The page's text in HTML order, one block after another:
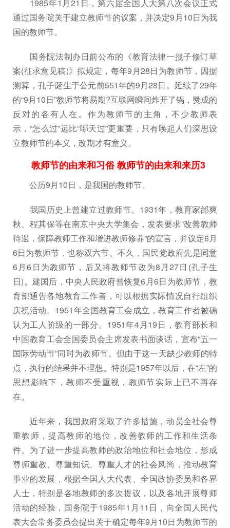
1985年1月21日，第六届全国人大第八次会议正式
通过国务院关于建立教师节的议案，并决定9月10日为我
国的教师节。
国务院法制办日前公布的《教育法律一揽子修订草
案(征求意见稿)》拟规定，每年9月28日为教师节，因据
测算，孔子诞生于公元前551年的9月28日。延续了29年
的“9月10日”教师节将易期?互联网瞬间炸开了锅，赞成的
反对的各有人在。作为教师节的主角，不少教师表
示，“怎么过”远比“哪天过”更重要，只有唤起人们深思设
立教师节的本义，改期才有意义。
教师节的由来和习俗 教师节的由来和来历3
公历9月10日，是我国的教师节。
我国历史上曾建立过教师节。1931年，教育家邰爽
秋、程其保等在南京中央大学集会，发表要求“改善教师
待遇，保障教师工作和增进教师修养”的宣言，并议定6月
6日为教师节，也称双六节。不久，国民党政府先是同意
6月6日为教师节，后又将教师节改为8月27日(孔子生
日)。建国后，中央人民政府曾恢复6月6日为教师节，教
育部通告各地教育工作者，可以根据实际情况自行组织
庆祝活动。1951年全国教育工会成立，教育工作者被确
认为工人阶级的一部分。1951年4月19日，教育部长和
中国教育工会全国委员会主席发表书面谈话，宣布“五一
国际劳动节”同时为教师节。但由于这一天缺少教师的特
点，执行的结果并不理想。特别是1957年以后，在“左”的
思想影响下，教师不受重视，教师节实际上已不再存
在。
近年来，我国政府采取了许多措施，动员全社会尊
重教师，提高教师的地位，改善教师的工作和生活条
件。为了进一步提高教师的政治地位和社会地位，形成
尊师重教、尊重知识、尊重人才的社会风尚，推动教育
事业的发展，根据全国人大代表、全国政协委员和各界
人士，特别是各地教师的多次提议，以及各地开展尊师
活动的经验，国务院于1985年1月11日，向全国人民代
表大会常务委员会提出关于确定每年9月10日为教师节的